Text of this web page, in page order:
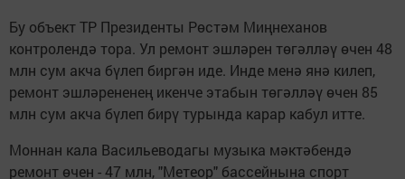
Бу объект ТР Президенты Рөстәм Миңнеханов
контролендә тора. Ул ремонт эшләрен төгәлләү өчен 48
млн сум акча бүлеп биргән иде. Инде менә янә килеп,
ремонт эшләрененең икенче этабын төгәлләү өчен 85
млн сум акча бүлеп бирү турында карар кабул итте.
Моннан кала Васильеводагы музыка мәктәбендә
ремонт өчен - 47 млн, "Метеор" бассейнына спорт